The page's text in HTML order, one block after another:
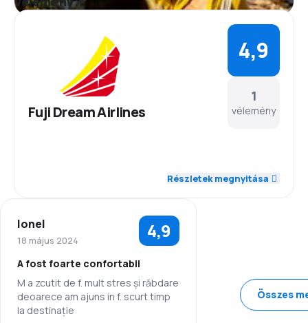
Fuji Dream Airlines
1
vélemény
4,9
Repülési hálózat
Jegyárak
Utazási kényelem 5,0
Részletek megnyitása
Ionel
18 május 2024 4,9
A fost foarte confortabil
M a zcutit de f. mult stres și răbdare
deoarece am ajuns in f. scurt timp
la destinație
Összes